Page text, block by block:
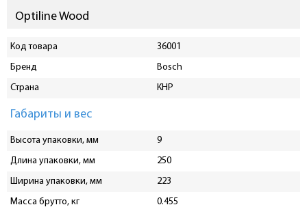
Optiline Wood
Код товара
36001
Бренд
Bosch
Страна
КНР
Габариты и вес
Высота упаковки, мм
9
Длина упаковки, мм
250
Ширина упаковки, мм
223
Масса брутто, кг
0.455